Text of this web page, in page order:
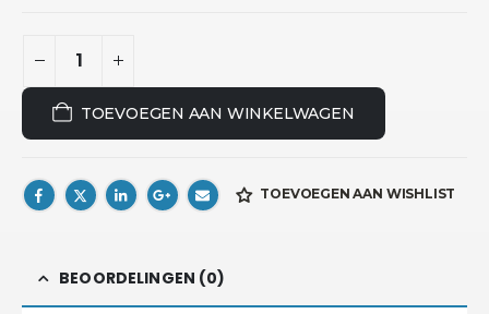
TOEVOEGEN AAN WINKELWAGEN
TOEVOEGEN AAN WISHLIST
BEOORDELINGEN (0)